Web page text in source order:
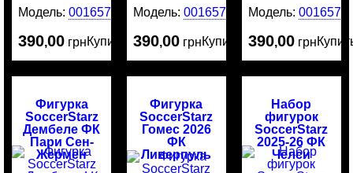
Модель:0016578
390,00 грнКупить
Модель:0016577
390,00 грнКупить
Модель: 0016576
390,00 грн
Фигурка
SoccerStarz
Дембеле ФК
Пари Сен-
Жермен
Фигурка
SoccerStarz
Гомес 2026
ФК
Ливерпуль
Набор
фигурок
SoccerStarz
2025-26 ФК
Челси